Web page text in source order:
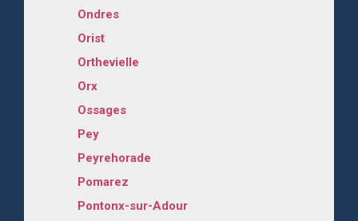
Ondres
Orist
Orthevielle
Orx
Ossages
Pey
Peyrehorade
Pomarez
Pontonx-sur-Adour